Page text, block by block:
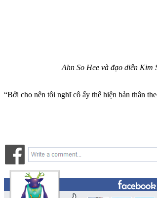
Ahn So Hee và đạo diễn
“Bởi cho nên tôi nghĩ cô ấy thể hiện bản thân